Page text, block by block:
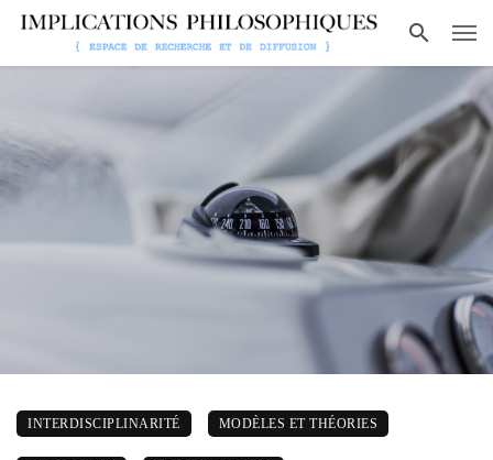
INTERDISCIPLINARITÉ MODÈLES ET THÉORIES